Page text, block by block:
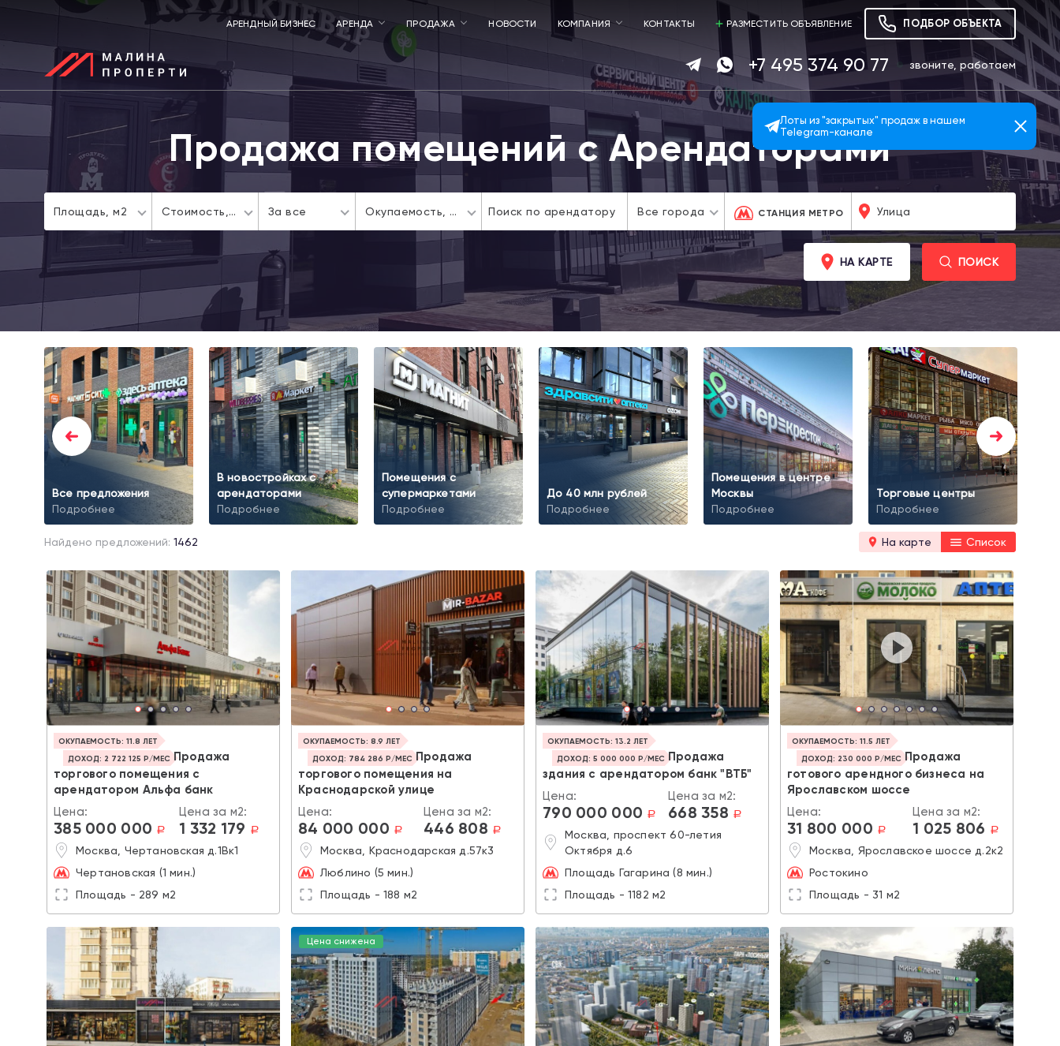
АРЕНДНЫЙ БИЗНЕС АРЕНДА ПРОДАЖА НОВОСТИ КОМПАНИЯ КОНТАКТЫ РАЗМЕСТИТЬ ОБЪЯВЛЕНИЕ ПОДБОР ОБЪЕКТА
+7 495 374 90 77 звоните, работаем
Продажа помещений с Арендаторами
Площадь, м2 Стоимость, За все Окупаемость, Все города СТАНЦИЯ МЕТРО
НА КАРТЕ ПОИСК
Все предложения
Подробнее
В новостройках с
арендаторами
Подробнее
Помещения с
супермаркетами
Подробнее
До 40 млн рублей
Подробнее
Помещения в центре
Москвы
Подробнее
Торговые центры
Подробнее
Найдено предложений: 1462 На карте Список
ОКУПАЕМОСТЬ: 11.8 ЛЕТ
ДОХОД: 2 722 125 Р/МЕС Продажа
торгового помещения с
арендатором Альфа банк
Цена:
385 000 000 a
Цена за м2:
1 332 179 a
Москва, Чертановская д.1Вк1
Чертановская (1 мин.)
Площадь - 289 м2
ОКУПАЕМОСТЬ: 8.9 ЛЕТ
ДОХОД: 784 286 Р/МЕС Продажа
торгового помещения на
Краснодарской улице
Цена:
84 000 000 a
Цена за м2:
446 808 a
Москва, Краснодарская д.57к3
Люблино (5 мин.)
Площадь - 188 м2
ОКУПАЕМОСТЬ: 13.2 ЛЕТ
ДОХОД: 5 000 000 Р/МЕС Продажа
здания с арендатором банк "ВТБ"
Цена:
790 000 000 a
Цена за м2:
668 358 a
Москва, проспект 60-летия
Октября д.6
Площадь Гагарина (8 мин.)
Площадь - 1182 м2
ОКУПАЕМОСТЬ: 11.5 ЛЕТ
ДОХОД: 230 000 Р/МЕС Продажа
готового арендного бизнеса на
Ярославском шоссе
Цена:
31 800 000 a
Цена за м2:
1 025 806 a
Москва, Ярославское шоссе д.2к2
Ростокино
Площадь - 31 м2
Цена снижена
Лоты из "закрытых" продаж в нашем
Telegram-канале